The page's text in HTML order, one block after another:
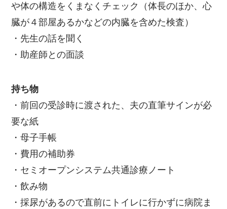
や体の構造をくまなくチェック（体長のほか、心
臓が４部屋あるかなどの内臓を含めた検査）
・先生の話を聞く
・助産師との面談
持ち物
・前回の受診時に渡された、夫の直筆サインが必
要な紙
・母子手帳
・費用の補助券
・セミオープンシステム共通診療ノート
・飲み物
・採尿があるので直前にトイレに行かずに病院ま